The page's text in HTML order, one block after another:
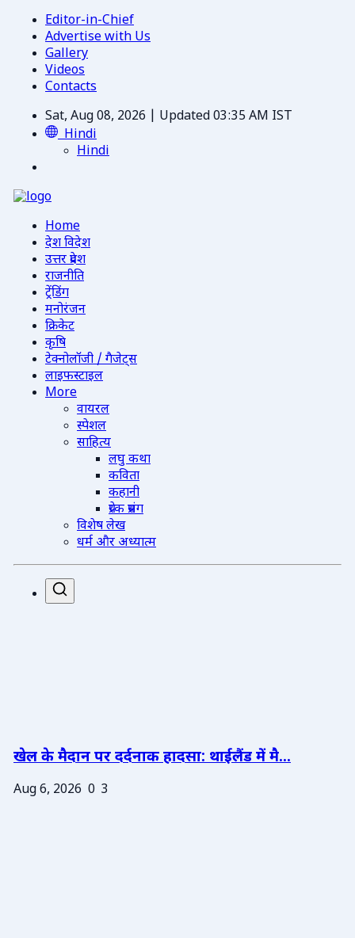
Editor-in-Chief
Advertise with Us
Gallery
Videos
Contacts
Sat, Aug 08, 2026 | Updated 03:35 AM IST
Hindi
Hindi
Home
देश विदेश
उत्तर प्रदेश
राजनीति
ट्रेंडिंग
मनोरंजन
क्रिकेट
कृषि
टेक्नोलॉजी / गैजेट्स
लाइफस्टाइल
More
वायरल
स्पेशल
साहित्य
लघु कथा
कविता
कहानी
प्रेरक प्रसंग
विशेष लेख
धर्म और अध्यात्म
खेल के मैदान पर दर्दनाक हादसा: थाईलैंड में मै...
Aug 6, 2026 0 3